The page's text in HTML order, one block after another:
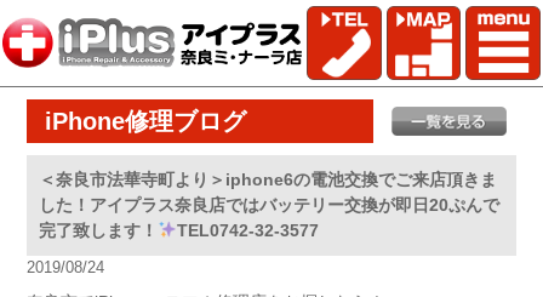
iPhone修理ブログ
＜奈良市法華寺町より＞iphone6の電池交換でご来店頂きま
した！アイプラス奈良店ではバッテリー交換が即日20ぷんで
完了致します！
TEL0742-32-3577
2019/08/24